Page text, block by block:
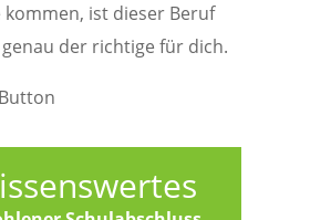
kommen, ist dieser Beruf
der richtige für dich.